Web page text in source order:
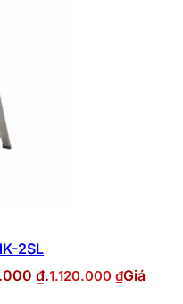
2SL
₫.1.120.000 ₫Giá